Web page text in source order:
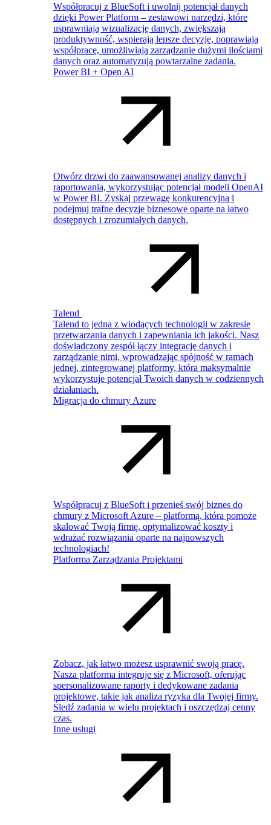
Współpracuj z BlueSoft i uwolnij potencjał danych
dzięki Power Platform – zestawowi narzędzi, które
usprawniają wizualizację danych, zwiększają
produktywność, wspierają lepsze decyzje, poprawiają
współpracę, umożliwiają zarządzanie dużymi ilościami
danych oraz automatyzują powtarzalne zadania.
Power BI + Open AI
Otwórz drzwi do zaawansowanej analizy danych i
raportowania, wykorzystując potencjał modeli OpenAI
w Power BI. Zyskaj przewagę konkurencyjną i
podejmuj trafne decyzje biznesowe oparte na łatwo
dostępnych i zrozumiałych danych.
Talend
Talend to jedna z wiodących technologii w zakresie
przetwarzania danych i zapewniania ich jakości. Nasz
doświadczony zespół łączy integrację danych i
zarządzanie nimi, wprowadzając spójność w ramach
jednej, zintegrowanej platformy, która maksymalnie
wykorzystuje potencjał Twoich danych w codziennych
działaniach.
Migracja do chmury Azure
Współpracuj z BlueSoft i przenieś swój biznes do
chmury z Microsoft Azure – platformą, która pomoże
skalować Twoją firmę, optymalizować koszty i
wdrażać rozwiązania oparte na najnowszych
technologiach!
Platforma Zarządzania Projektami
Zobacz, jak łatwo możesz usprawnić swoją pracę.
Nasza platforma integruje się z Microsoft, oferując
spersonalizowane raporty i dedykowane zadania
projektowe, takie jak analiza ryzyka dla Twojej firmy.
Śledź zadania w wielu projektach i oszczędzaj cenny
czas.
Inne usługi